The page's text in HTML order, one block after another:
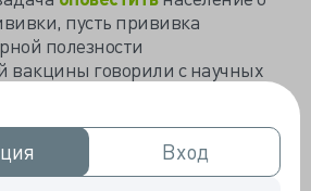
Вход
Вход
пусть прививка
полезности
вакцины говорили с научных
два.
анализ25 клинических
Кокрейновским
что использование